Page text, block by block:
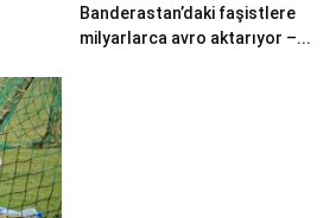
Banderastan’daki faşistlere
milyarlarca avro aktarıyor –...